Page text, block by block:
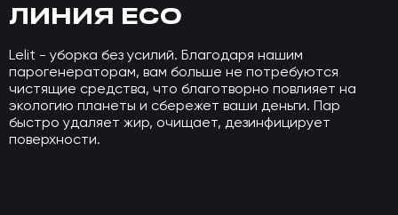
ЛИНИЯ ECO
Lelit - уборка без усилий. Благодаря нашим
парогенераторам, вам больше не потребуются
чистящие средства, что благотворно повлияет на
экологию планеты и сбережет ваши деньги. Пар
быстро удаляет жир, очищает, дезинфицирует
поверхности.